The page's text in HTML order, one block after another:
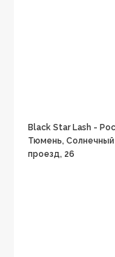
Black Star Lash -
Тюмень, Солнечный
проезд, 26